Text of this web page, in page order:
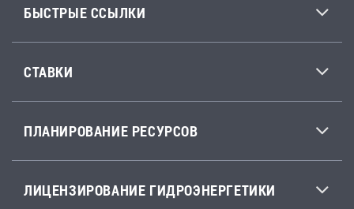
БЫСТРЫЕ ССЫЛКИ
СТАВКИ
ПЛАНИРОВАНИЕ РЕСУРСОВ
ЛИЦЕНЗИРОВАНИЕ ГИДРОЭНЕРГЕТИКИ